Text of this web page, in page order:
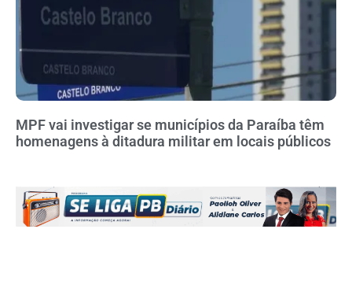
MPF vai investigar se municípios da Paraíba têm
homenagens à ditadura militar em locais públicos